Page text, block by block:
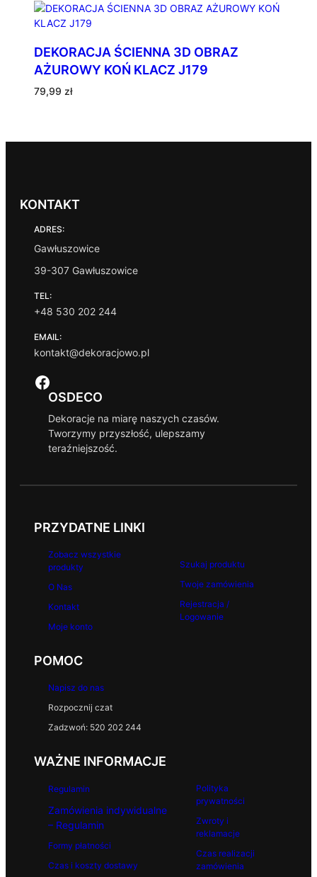
DEKORACJA ŚCIENNA 3D OBRAZ
AŻUROWY KOŃ KLACZ J179
79,99 zł
KONTAKT
ADRES:
Gawłuszowice
39-307 Gawłuszowice
TEL:
+48 530 202 244
EMAIL:
kontakt@dekoracjowo.pl
Facebook
OSDECO
Dekoracje na miarę naszych czasów.
Tworzymy przyszłość, ulepszamy
teraźniejszość.
PRZYDATNE LINKI
Zobacz wszystkie
produkty
O Nas
Kontakt
Moje konto
Szukaj produktu
Twoje zamówienia
Rejestracja /
Logowanie
POMOC
Napisz do nas
Rozpocznij czat
Zadzwoń: 520 202 244
WAŻNE INFORMACJE
Regulamin
Zamówienia indywidualne
– Regulamin
Formy płatności
Czas i koszty dostawy
Polityka
prywatności
Zwroty i
reklamacje
Czas realizacji
zamówienia